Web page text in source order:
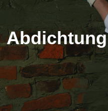
Abdichtung